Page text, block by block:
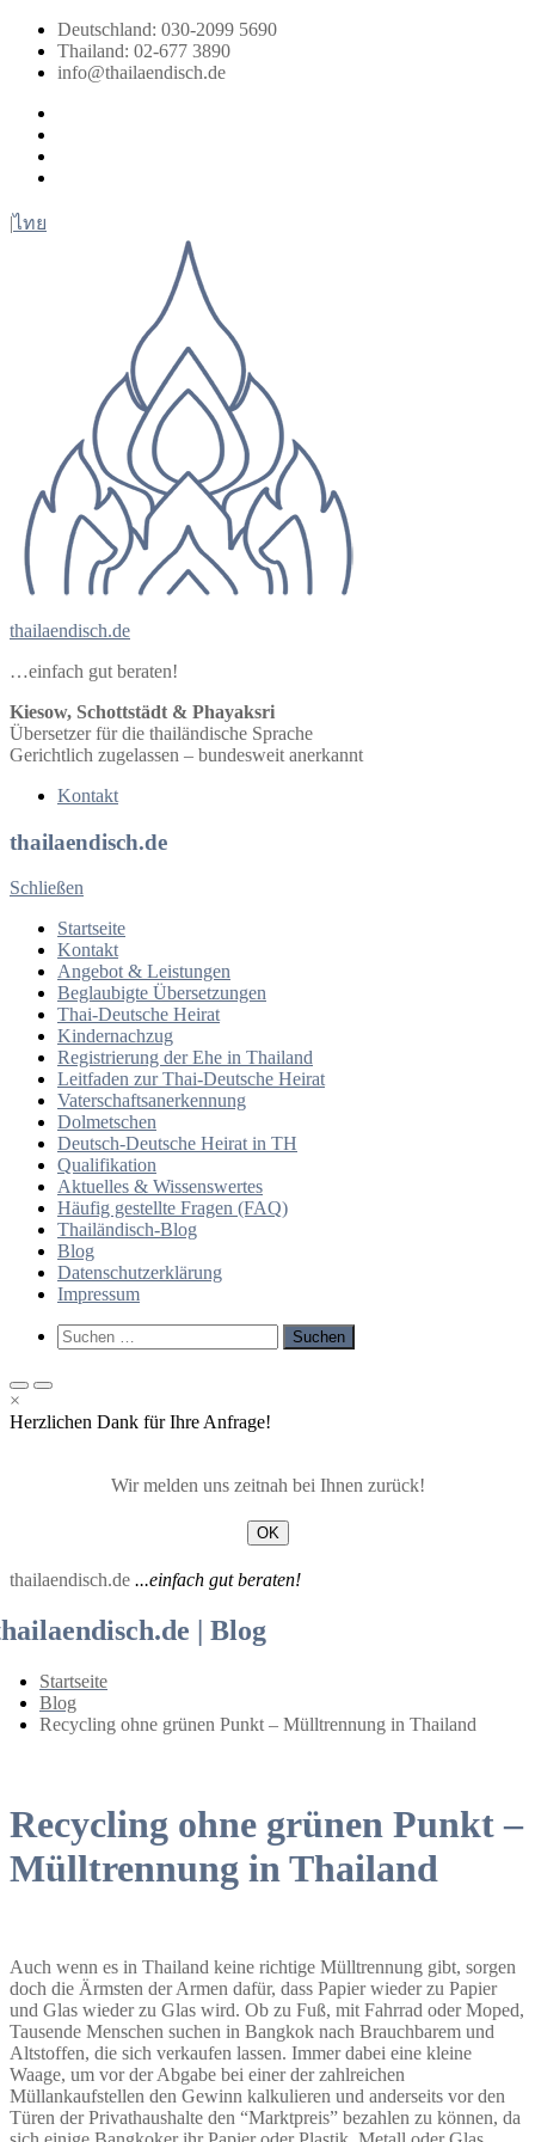
Zum
Inhalt
springen
Deutschland: 030-2099 5690
Thailand: 02-677 3890
info@thailaendisch.de
|ไทย
thailaendisch.de
…einfach gut beraten!
Kiesow, Schottstädt & Phayaksri
Übersetzer für die thailändische Sprache
Gerichtlich zugelassen – bundesweit anerkannt
Kontakt
thailaendisch.de
Schließen
Startseite
Kontakt
Angebot & Leistungen
Beglaubigte Übersetzungen
Thai-Deutsche Heirat
Kindernachzug
Registrierung der Ehe in Thailand
Leitfaden zur Thai-Deutsche Heirat
Vaterschaftsanerkennung
Dolmetschen
Deutsch-Deutsche Heirat in TH
Qualifikation
Aktuelles & Wissenswertes
Häufig gestellte Fragen (FAQ)
Thailändisch-Blog
Blog
Datenschutzerklärung
Impressum
Such-
Formular
Suchen
nach:
Primäres
Menü
für
Primäres
Menü
für
×
Herzlichen Dank für Ihre Anfrage!
Wir melden uns zeitnah bei Ihnen zurück!
OK
thailaendisch.de ...einfach gut beraten!
| Blog
Startseite
Blog
Recycling ohne grünen Punkt – Mülltrennung in Thailand
Recycling ohne grünen Punkt –
Mülltrennung in Thailand
Auch wenn es in Thailand keine richtige Mülltrennung gibt, sorgen
doch die Ärmsten der Armen dafür, dass Papier wieder zu Papier
und Glas wieder zu Glas wird. Ob zu Fuß, mit Fahrrad oder Moped,
Tausende Menschen suchen in Bangkok nach Brauchbarem und
Altstoffen, die sich verkaufen lassen. Immer dabei eine kleine
Waage, um vor der Abgabe bei einer der zahlreichen
Müllankaufstellen den Gewinn kalkulieren und anderseits vor den
Türen der Privathaushalte den “Marktpreis” bezahlen zu können, da